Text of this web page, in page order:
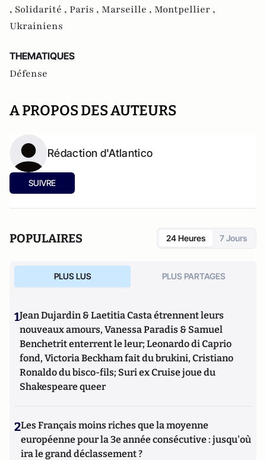
, Solidarité , Paris , Marseille , Montpellier ,
Ukrainiens
THEMATIQUES
Défense
A PROPOS DES AUTEURS
Rédaction d'Atlantico
SUIVRE
POPULAIRES 24 Heures 7 Jours
PLUS LUS PLUS PARTAGES
1Jean Dujardin & Laetitia Casta étrennent leurs
nouveaux amours, Vanessa Paradis & Samuel
Benchetrit enterrent le leur; Leonardo di Caprio
fond, Victoria Beckham fait du brukini, Cristiano
Ronaldo du bisco-fils; Suri ex Cruise joue du
Shakespeare queer
2Les Français moins riches que la moyenne
européenne pour la 3e année consécutive : jusqu'où
ira le grand déclassement ?